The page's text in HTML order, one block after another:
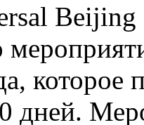
которое
дней.